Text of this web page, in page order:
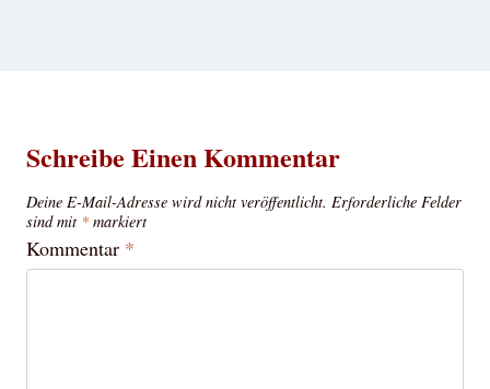
Schreibe Einen Kommentar
Deine E-Mail-Adresse wird nicht veröffentlicht. Erforderliche Felder
sind mit * markiert
Kommentar *